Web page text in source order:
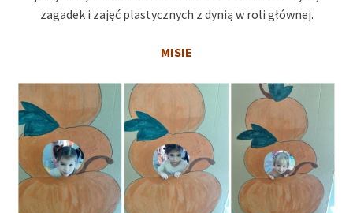
zagadek i zajęć plastycznych z dynią w roli głównej.
MISIE